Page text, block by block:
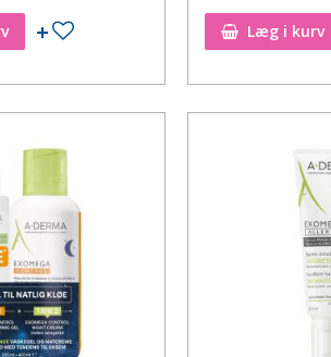
Tilføj til ønskeseddel Læg i kurv